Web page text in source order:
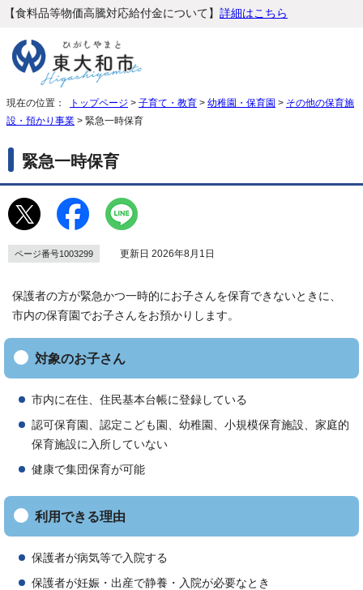
【食料品等物価高騰対応給付金について】 詳細はこちら
現在の位置： トップページ > 子育て・教育 > 幼稚園・保育園 > その他の保育施
設・預かり事業 > 緊急一時保育
緊急一時保育
ページ番号1003299 更新日 2026年8月1日
保護者の方が緊急かつ一時的にお子さんを保育できないときに、
市内の保育園でお子さんをお預かりします。
対象のお子さん
市内に在住、住民基本台帳に登録している
認可保育園、認定こども園、幼稚園、小規模保育施設、家庭的
保育施設に入所していない
健康で集団保育が可能
利用できる理由
保護者が病気等で入院する
保護者が妊娠・出産で静養・入院が必要なとき